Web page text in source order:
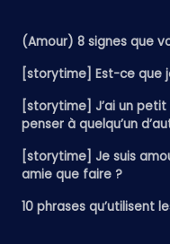
(Amour) 8 signes que
[storytime] Est-ce que
[storytime] J’ai un
penser à quelqu’un
[storytime] Je suis
amie que faire ?
10 phrases qu’utilisent